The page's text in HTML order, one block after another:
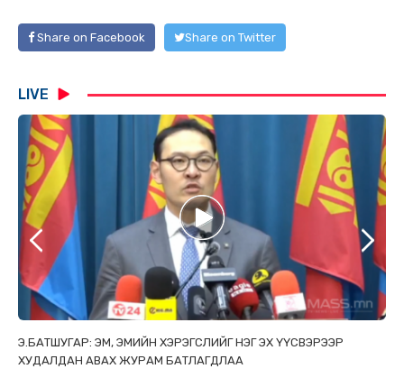
Share on Facebook Share on Twitter
LIVE
Э.БАТШУГАР: ЭМ, ЭМИЙН ХЭРЭГСЛИЙГ НЭГ ЭХ ҮҮСВЭРЭЭР
ХУДАЛДАН АВАХ ЖУРАМ БАТЛАГДЛАА